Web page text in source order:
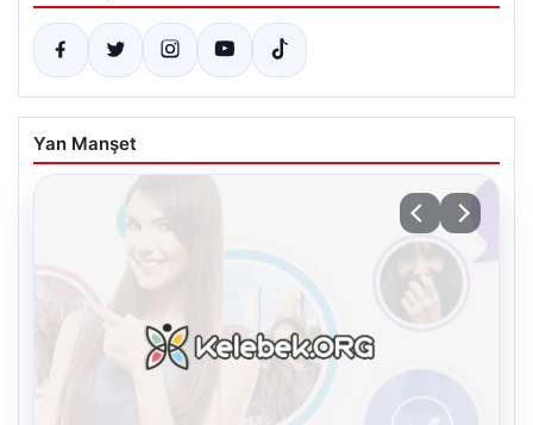
Yan Manşet